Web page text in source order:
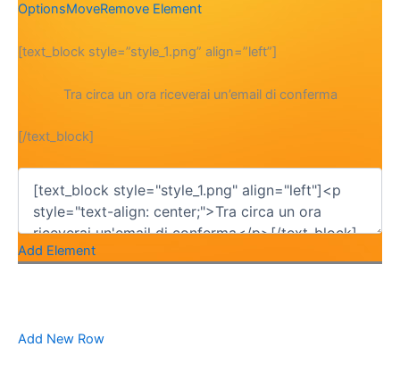
OptionsMoveRemove Element
[text_block style=”style_1.png” align=”left”]
Tra circa un ora riceverai un’email di conferma
[/text_block]
Add Element
Add New Row